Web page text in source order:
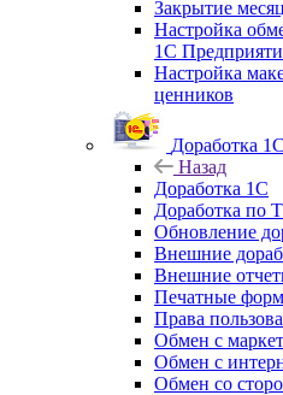
Закрытие
Настройка
1С
Настройка
ценников
Доработка 1С
Назад
Доработка 1С
Доработка по
Обновление
Внешние
Внешние
Печатные
Права
Обмен с
Обмен с
Обмен со